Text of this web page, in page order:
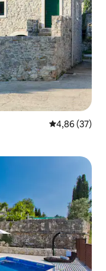
4,86 de uma
4,86 (37)